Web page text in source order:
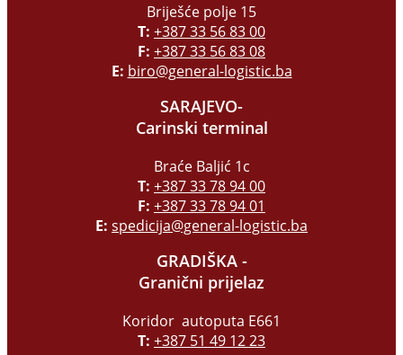
Briješće polje 15
T: +387 33 56 83 00
F: +387 33 56 83 08
E: biro@general-logistic.ba
SARAJEVO-
Carinski terminal
Braće Baljić 1c
T: +387 33 78 94 00
F: +387 33 78 94 01
E: spedicija@general-logistic.ba
GRADIŠKA -
Granični prijelaz
Koridor autoputa E661
T: +387 51 49 12 23